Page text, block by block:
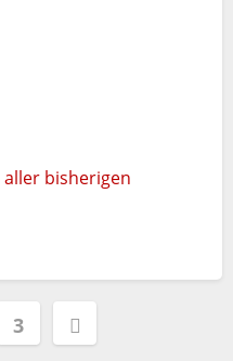
aller bisherigen
3